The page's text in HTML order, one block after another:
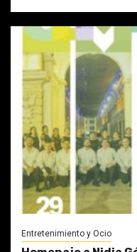
Entretenimiento y Ocio